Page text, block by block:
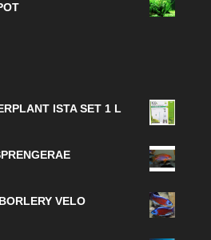
ISTA SET 1 L
€.
VELO